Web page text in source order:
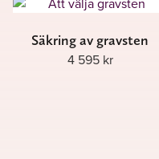
Säkring av gravsten
4 595 kr